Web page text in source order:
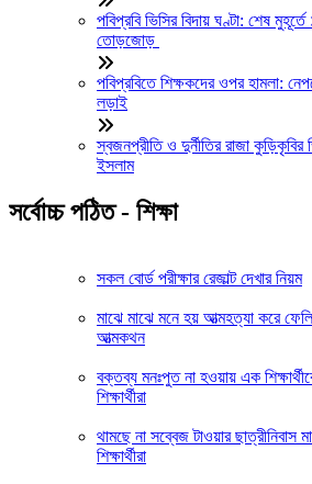
পবিপ্রবি ভিসির বিদায় ঘণ্টা: শেষ
তোড়জোড়
পবিপ্রবিতে শিক্ষকদের ওপর হামলা:
লড়াই
স্বজনপ্রীতি ও দুর্নীতির রাজা
ইসলাম
সর্বোচ্চ পঠিত - শিক্ষা
সকল বোর্ড পরীক্ষার রেজাল্ট দেখার নিয়ম
মাঝে মাঝে মনে হয় আত্মহত্যা করে
আত্মকথন
বক্তব্য মনঃপুত না হওয়ায় এক
শিক্ষার্থীরা
থামছে না সব্বেজ টাওয়ার ছাত্রীনিবাস
শিক্ষার্থীরা